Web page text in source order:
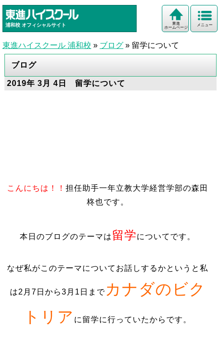
浦和校 オフィシャルサイト メニュー
東進
ホームページ
東進ハイスクール 浦和校 » ブログ » 留学について
ブログ
2019年 3月 4日 留学について
こんにちは！！担任助手一年立教大学経営学部の森田
柊也です。
本日のブログのテーマは 留学についてです。
なぜ私がこのテーマについてお話しするかというと私
は2月7日から3月1日までカナダのビク
トリア に留学に行っていたからです。